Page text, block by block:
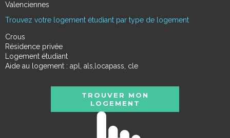
Valenciennes
Trouvez votre logement étudiant par type de logement
Crous
Résidence privée
Logement étudiant
Aide au logement : apl, als,locapass, cle
TROUVER MON
LOGEMENT